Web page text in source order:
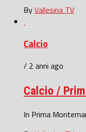
ByVallesina TV
Calcio
/ 2 anni ago
Calcio /
In Prima